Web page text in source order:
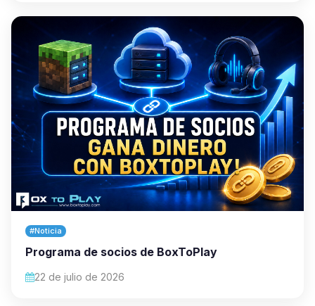
#Noticia
Programa de socios de BoxToPlay
22 de julio de 2026